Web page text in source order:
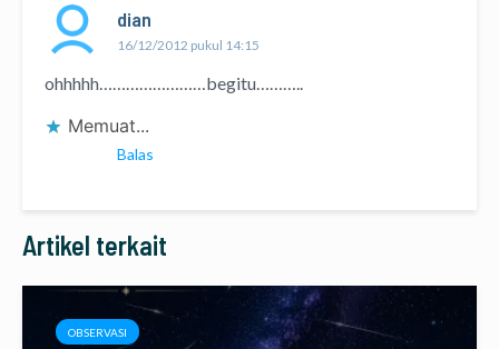
dian
16/12/2012 pukul 14:15
ohhhhh……………………begitu………..
Memuat...
Balas
Artikel terkait
OBSERVASI